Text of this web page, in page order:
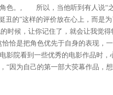
角色。, 所以，当他听到有人说“
丑的”这样的评价放在心上，而是
候，让你记住了，就会让我觉得
恰恰是把角色优先于自身的表现
影院看到一些优秀的电影作品时，
“因为自己的第一部大荧幕作品，